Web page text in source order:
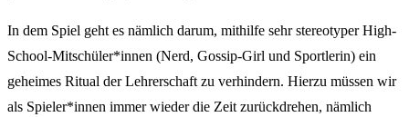
In dem Spiel geht es nämlich darum, mithilfe sehr stereotyper High-
School-Mitschüler*innen (Nerd, Gossip-Girl und Sportlerin) ein
geheimes Ritual der Lehrerschaft zu verhindern. Hierzu müssen wir
als Spieler*innen immer wieder die Zeit zurückdrehen, nämlich